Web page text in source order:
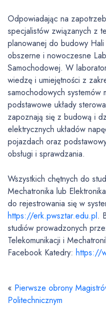
Odpowiadając na
specjalistów związanych z
planowanej do budowy
obszerne i nowoczesne
Samochodowej. W
wiedzę i umiejętności z
samochodowych systemów
podstawowe układy
zapoznają się z budową i
elektrycznych układów
pojazdach oraz
obsługi i sprawdzania.
Wszystkich chętnych do
Mechatronika lub
do rejestrowania się w
https://erk.pwsztar.edu.pl.
studiów prowadzonych
Telekomunikacji i
Facebook Katedry: https://
« Pierwsze obrony
Politechnicznym